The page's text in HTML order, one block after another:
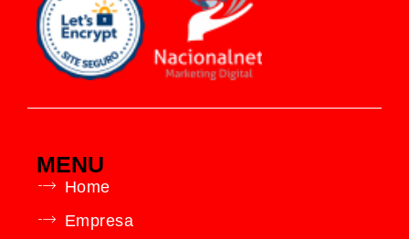
MENU
Home
Empresa